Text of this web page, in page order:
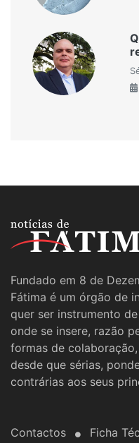
Fundado em 8 de
Fátima é um órgão de
quer ser instrumento
onde se insere, razão
formas de
desde que sérias,
contrárias aos seus
Contactos Ficha